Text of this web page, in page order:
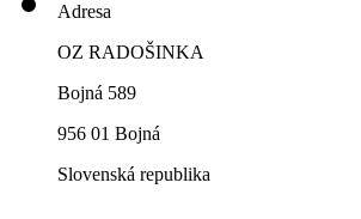
Adresa
OZ RADOŠINKA
Bojná 589
956 01 Bojná
Slovenská republika